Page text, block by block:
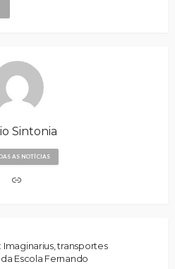
Sintonia
AS NOTÍCIAS
Imaginarius, transportes
Escola Fernando